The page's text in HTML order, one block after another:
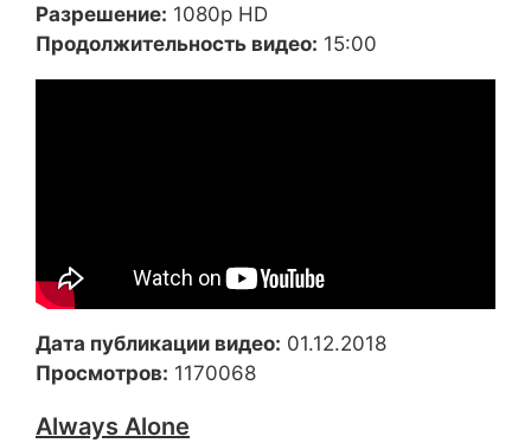
Разрешение: 1080p HD
Продолжительность видео: 15:00
Дата публикации видео: 01.12.2018
Просмотров: 1170068
Always Alone